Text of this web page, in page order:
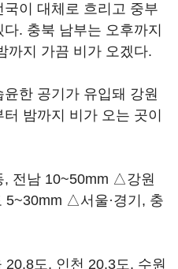
이 대체로 흐리고 중부
. 충북 남부는 오후까지
까지 가끔 비가 오겠다.
한 공기가 유입돼 강원
밤까지 비가 오는 곳이
전남 10~50mm △강원
5~30mm △서울·경기, 충
도, 인천 20.3도, 수원